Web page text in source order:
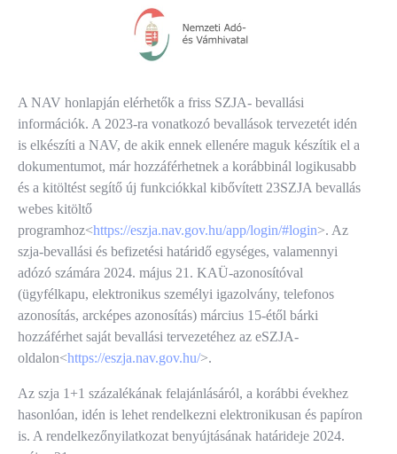
A NAV honlapján elérhetők a friss SZJA- bevallási
információk. A 2023-ra vonatkozó bevallások tervezetét idén
is elkészíti a NAV, de akik ennek ellenére maguk készítik el a
dokumentumot, már hozzáférhetnek a korábbinál logikusabb
és a kitöltést segítő új funkciókkal kibővített 23SZJA bevallás
webes kitöltő
programhoz<https://eszja.nav.gov.hu/app/login/#login>. Az
szja-bevallási és befizetési határidő egységes, valamennyi
adózó számára 2024. május 21. KAÜ-azonosítóval
(ügyfélkapu, elektronikus személyi igazolvány, telefonos
azonosítás, arcképes azonosítás) március 15-étől bárki
hozzáférhet saját bevallási tervezetéhez az eSZJA-
oldalon<https://eszja.nav.gov.hu/>.
Az szja 1+1 százalékának felajánlásáról, a korábbi évekhez
hasonlóan, idén is lehet rendelkezni elektronikusan és papíron
is. A rendelkezőnyilatkozat benyújtásának határideje 2024.